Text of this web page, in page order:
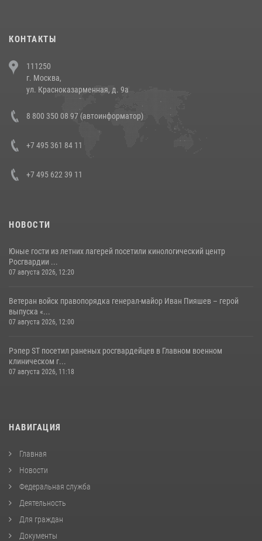
напавших на бригаду скорой помощи (видео)
14 июля 2026, 12:20
В Росгвардии прошла военно-научная конференция по обобщению
боевого опыта
КОНТАКТЫ
111250
г. Москва,
ул. Красноказарменная, д. 9а
8 800 350 08 97 (автоинформатор)
+7 495 361 84 11
+7 495 622 39 11
НОВОСТИ
Юные гости из летних лагерей посетили кинологический центр
Росгвардии ...
07 августа 2026, 12:20
Ветеран войск правопорядка генерал-майор Иван Пияшев – герой
выпуска «...
07 августа 2026, 12:00
Рэпер ST посетил раненых росгвардейцев в Главном военном
клиническом г...
07 августа 2026, 11:18
НАВИГАЦИЯ
Главная
Новости
Федеральная служба
Деятельность
Для граждан
Документы